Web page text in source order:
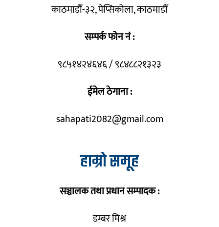
काठमाडौँ-३२, पेप्सिकोला, काठमाडौँ
सम्पर्क फोन नं :
९८५१४२४६४६ / ९८४८८२१३२३
ईमेल ठेगाना :
sahapati2082@gmail.com
हाम्रो समूह
सञ्चालक तथा प्रधान सम्पादक :
डम्बर मिश्र